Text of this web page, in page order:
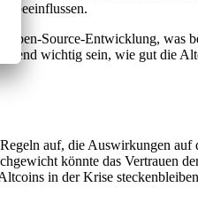
beeinflussen.
Source-Entwicklung, was
wichtig sein, wie gut die
auf, die Auswirkungen auf
könnte das Vertrauen
in der Krise